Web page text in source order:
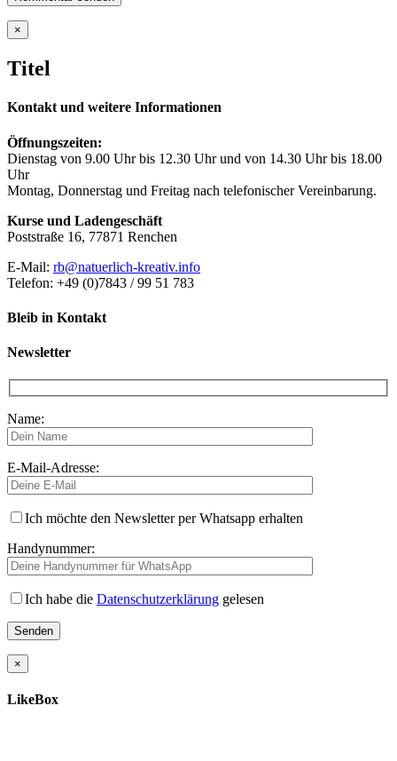
Close
product
view
×
Titel
Kontakt und weitere Informationen
Öffnungszeiten:
Dienstag von 9.00 Uhr bis 12.30 Uhr und von 14.30 Uhr bis 18.00
Uhr
Montag, Donnerstag und Freitag nach telefonischer Vereinbarung.
Kurse und Ladengeschäft
Poststraße 16, 77871 Renchen
E-Mail: rb@natuerlich-kreativ.info
Telefon: +49 (0)7843 / 99 51 783
Bleib in Kontakt
Newsletter
Name:
E-Mail-Adresse:
Ich möchte den Newsletter per Whatsapp erhalten
Handynummer:
Ich habe die Datenschutzerklärung gelesen
×
LikeBox